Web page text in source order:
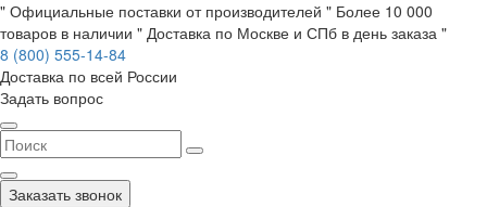
" Официальные поставки от производителей " Более 10 000
товаров в наличии " Доставка по Москве и СПб в день заказа "
8 (800) 555-14-84
Доставка по всей России
Задать вопрос
Заказать звонок